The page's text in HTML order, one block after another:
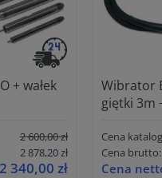
+ wałek
2 600,00 zł
2 878,20 zł
2 340,00 zł
Wibrator
giętki 3m
Cena
Cena brutto:
Cena